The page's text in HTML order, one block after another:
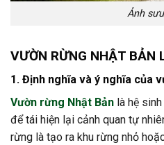
Ảnh
VƯỜN RỪNG NHẬT BẢN
1. Định nghĩa và ý nghĩa của
Vườn rừng Nhật Bản là hệ
để tái hiện lại cảnh quan tự
rừng là tạo ra khu rừng nhỏ